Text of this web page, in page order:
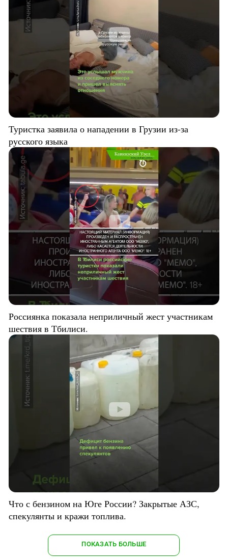
Туристка заявила о нападении в Грузии из-за
русского языка
Россиянка показала неприличный жест участникам
шествия в Тбилиси.
Что с бензином на Юге России? Закрытые АЗС,
спекулянты и кражи топлива.
ПОКАЗАТЬ БОЛЬШЕ